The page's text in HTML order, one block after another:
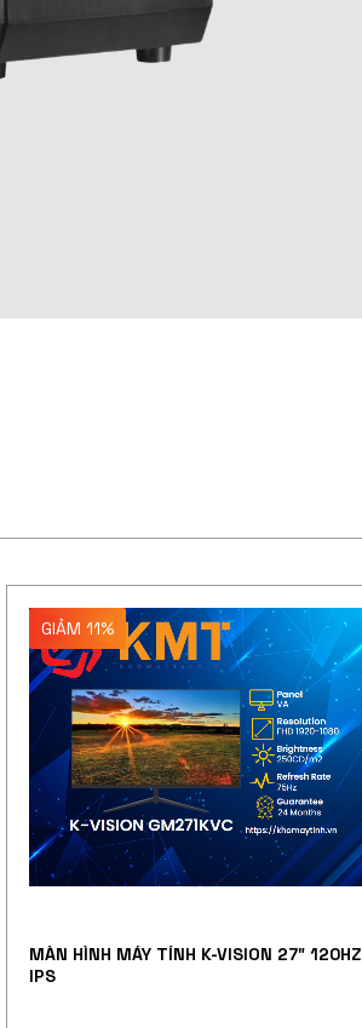
GIẢM 11%
MÀN HÌNH MÁY TÍNH K-VISION 27″ 120HZ
IPS